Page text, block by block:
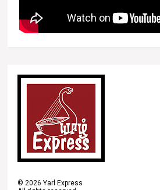
© 2026 Yarl Express